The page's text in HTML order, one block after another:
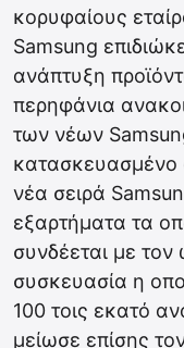
κορυφαίους
Samsung
ανάπτυξη
περηφάνια
των νέων
νέα σειρά
εξαρτήματα τα
συνδέεται με
συσκευασία η
100 τοις εκατό
μείωσε επίσης